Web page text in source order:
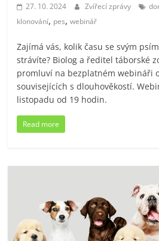
27. 10. 2024 Zvířecí zprávy
klonování, pes,webinář
Zajímá vás, kolik času se svým
strávíte? Biolog a ředitel táborské
promluví na bezplatném webináři
souvisejících s dlouhověkostí.
listopadu od 19 hodin.
Read more